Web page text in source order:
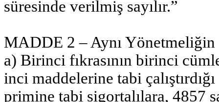
süresinde verilmiş sayılır.”
MADDE 2 – Aynı
a) Birinci fıkrasının birinci
inci maddelerine tabi
primine tabi sigortalılara, 4857